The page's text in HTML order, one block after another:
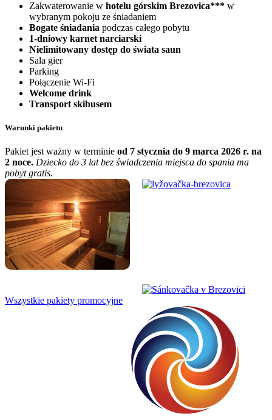
Zakwaterowanie w hotelu górskim Brezovica*** w
wybranym pokoju ze śniadaniem
Bogate śniadania podczas całego pobytu
1-dniowy karnet narciarski
Nielimitowany dostęp do świata saun
Sala gier
Parking
Połączenie Wi-Fi
Welcome drink
Transport skibusem
Warunki pakietu
Pakiet jest ważny w terminie od 7 stycznia do 9 marca 2026 r. na
2 noce. Dziecko do 3 lat bez świadczenia miejsca do spania ma
pobyt gratis.
Wszystkie pakiety promocyjne